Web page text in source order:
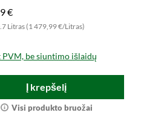
€
Litras (1 479,99 €/Litras)
PVM, be siuntimo išlaidų
Į krepšelį
Visi produkto bruožai